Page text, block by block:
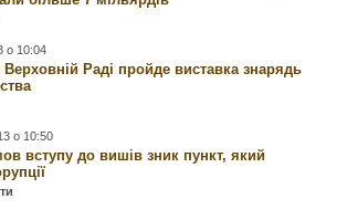
о 10:04
Верховній Раді пройде виставка знарядь
о 10:50
вступу до вишів зник пункт, який